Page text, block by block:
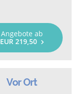
Angebote ab
EUR 219,50
Vor Ort